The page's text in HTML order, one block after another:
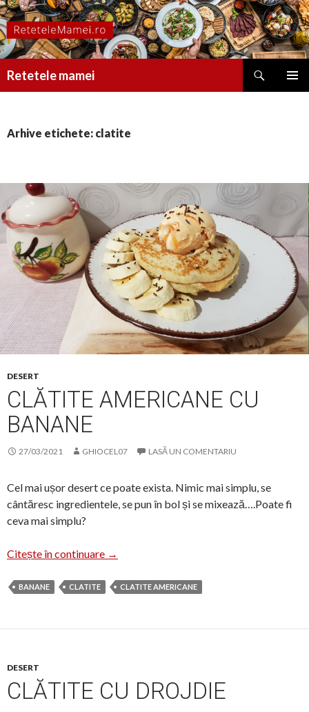
Retetele mamei
Arhive etichete: clatite
DESERT
CLĂTITE AMERICANE CU
BANANE
27/03/2021 GHIOCEL07 LASĂ UN COMENTARIU
Cel mai ușor desert ce poate exista. Nimic mai simplu, se
cântăresc ingredientele, se pun în bol și se mixează….Poate fi
ceva mai simplu?
Citește în continuare Clătite americane cu banane
→
BANANE CLATITE CLATITE AMERICANE
DESERT
CLĂTITE CU DROJDIE